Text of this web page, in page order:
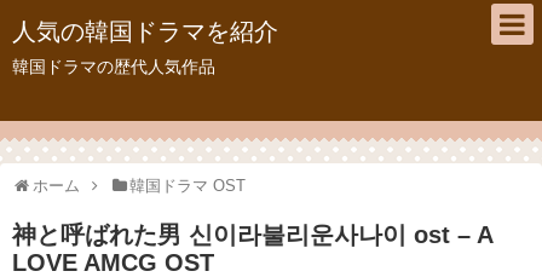
人気の韓国ドラマを紹介
韓国ドラマの歴代人気作品
ホーム 韓国ドラマ OST
神と呼ばれた男 신이라불리운사나이 ost – A
LOVE AMCG OST